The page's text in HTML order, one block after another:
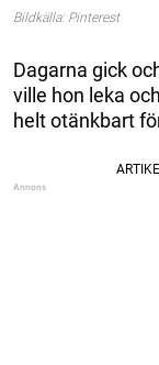
Bildkälla: Pinterest
Dagarna gick
ville hon leka
helt otänkbart